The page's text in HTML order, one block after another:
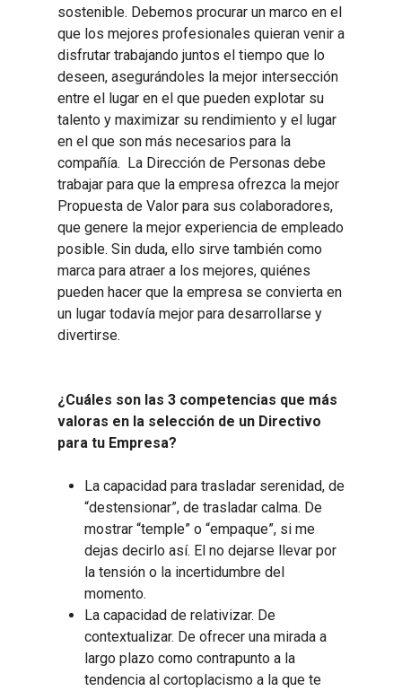
sostenible. Debemos procurar un marco en el
que los mejores profesionales quieran venir a
disfrutar trabajando juntos el tiempo que lo
deseen, asegurándoles la mejor intersección
entre el lugar en el que pueden explotar su
talento y maximizar su rendimiento y el lugar
en el que son más necesarios para la
compañía. La Dirección de Personas debe
trabajar para que la empresa ofrezca la mejor
Propuesta de Valor para sus colaboradores,
que genere la mejor experiencia de empleado
posible. Sin duda, ello sirve también como
marca para atraer a los mejores, quiénes
pueden hacer que la empresa se convierta en
un lugar todavía mejor para desarrollarse y
divertirse.
¿Cuáles son las 3 competencias que más
valoras en la selección de un Directivo
para tu Empresa?
La capacidad para trasladar serenidad, de
“destensionar”, de trasladar calma. De
mostrar “temple” o “empaque”, si me
dejas decirlo así. El no dejarse llevar por
la tensión o la incertidumbre del
momento.
La capacidad de relativizar. De
contextualizar. De ofrecer una mirada a
largo plazo como contrapunto a la
tendencia al cortoplacismo a la que te